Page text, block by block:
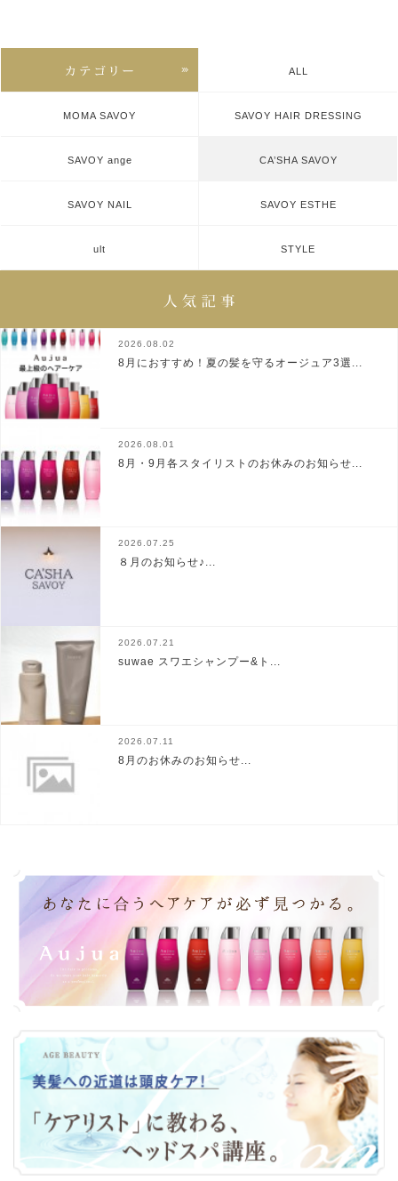
ALL
MOMA SAVOY SAVOY HAIR DRESSING
SAVOY ange CA’SHA SAVOY
SAVOY NAIL SAVOY ESTHE
ult STYLE
2026.08.02
8月におすすめ！夏の髪を守るオージュア3選...
2026.08.01
8月・9月各スタイリストのお休みのお知らせ...
2026.07.25
８月のお知らせ♪...
2026.07.21
suwae スワエシャンプー&ト...
2026.07.11
8月のお休みのお知らせ...